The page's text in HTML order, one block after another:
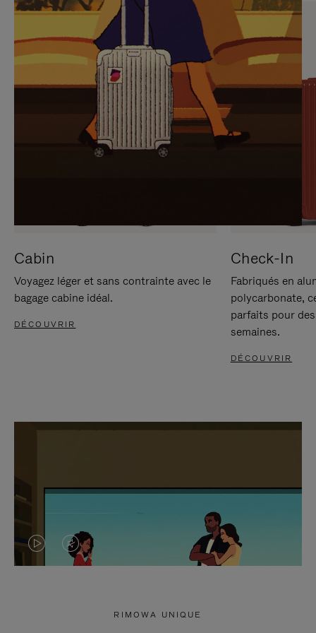
SUR
POUR
METTRE
PAUSE
VEUILLEZ
CLIQUER
POUR
RÉACTIVER
LE
SON
Cabin
Voyagez léger et sans contrainte avec le
bagage cabine idéal.
DÉCOUVRIR
Check-In
Fabriqués en
polycarbonate,
parfaits pour
semaines.
DÉCOUVRIR
LA LE
RIMOWA UNIQUE